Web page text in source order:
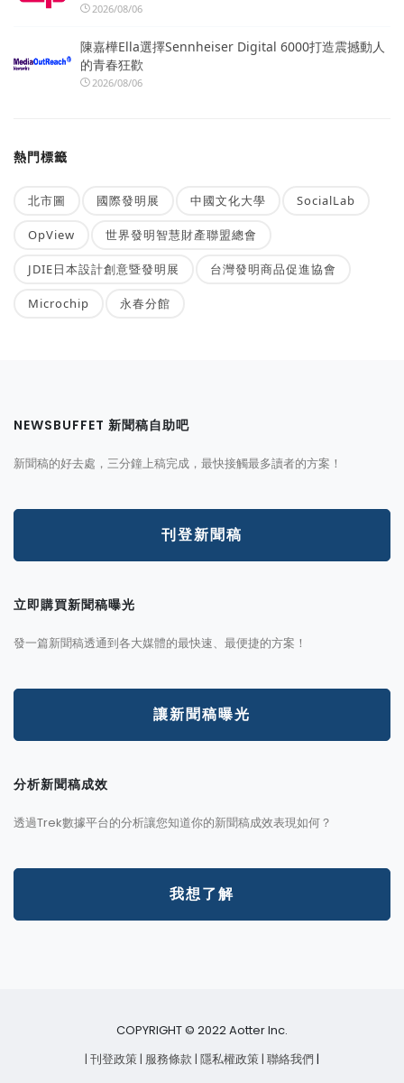
2026/08/06
陳嘉樺Ella選擇Sennheiser Digital 6000打造震撼動人
的青春狂歡
2026/08/06
熱門標籤
北市圖 國際發明展 中國文化大學 SocialLab
OpView 世界發明智慧財產聯盟總會
JDIE日本設計創意暨發明展 台灣發明商品促進協會
Microchip 永春分館
NEWSBUFFET 新聞稿自助吧
新聞稿的好去處，三分鐘上稿完成，最快接觸最多讀者的方案！
刊登新聞稿
立即購買新聞稿曝光
發一篇新聞稿透通到各大媒體的最快速、最便捷的方案！
讓新聞稿曝光
分析新聞稿成效
透過Trek數據平台的分析讓您知道你的新聞稿成效表現如何？
我想了解
COPYRIGHT © 2022 Aotter Inc.
| 刊登政策| 服務條款 | 隱私權政策| 聯絡我們 |